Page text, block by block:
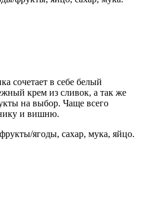
сочетает в себе белый
крем из сливок, а так же
на выбор. Чаще всего
и вишню.
ягоды, сахар, мука, яйцо.